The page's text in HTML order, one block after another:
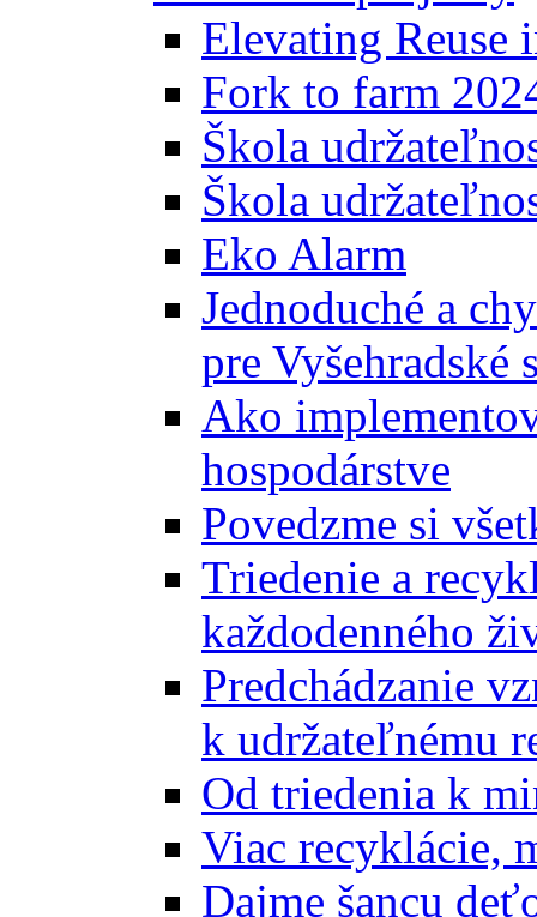
Elevating Reuse
Fork to farm
Škola
Škola
Eko Alarm
Jednoduché a
pre Vyšehradské
Ako
hospodárstve
Povedzme si
Triedenie a
každodenného
Predchádzanie
k udržateľnému
Od triedenia k
Viac recyklácie,
Dajme šancu